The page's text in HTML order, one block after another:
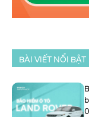
BÀI VIẾT NỔI BẬT